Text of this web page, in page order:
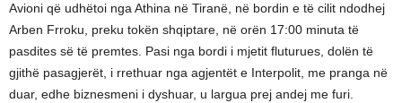
Avioni që udhëtoi nga Athina në Tiranë, në bordin e të cilit ndodhej
Arben Frroku, preku tokën shqiptare, në orën 17:00 minuta të
pasdites së të premtes. Pasi nga bordi i mjetit fluturues, dolën të
gjithë pasagjerët, i rrethuar nga agjentët e Interpolit, me pranga në
duar, edhe biznesmeni i dyshuar, u largua prej andej me furi.